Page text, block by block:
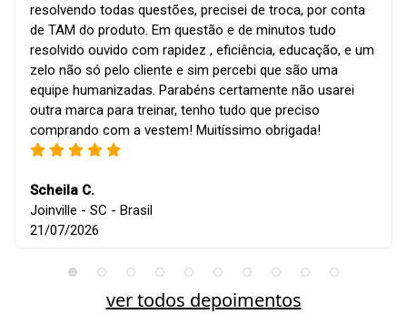
resolvendo todas questões, precisei de troca, por conta
de TAM do produto. Em questão e de minutos tudo
resolvido ouvido com rapidez , eficiência, educação, e um
zelo não só pelo cliente e sim percebi que são uma
equipe humanizadas. Parabéns certamente não usarei
outra marca para treinar, tenho tudo que preciso
comprando com a vestem! Muitíssimo obrigada!
Scheila C.
Joinville - SC - Brasil
21/07/2026
ver todos depoimentos